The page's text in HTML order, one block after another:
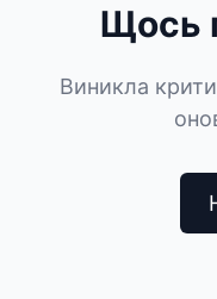
Щось
Виникла